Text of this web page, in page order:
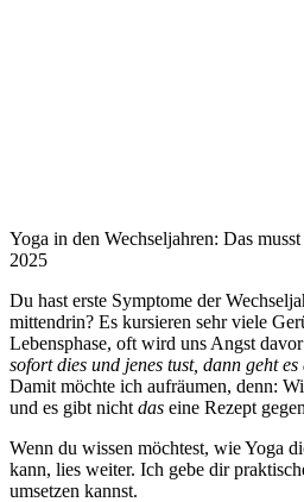
Yoga in den Wechseljahren: Das
2025
Du hast erste Symptome der
mittendrin? Es kursieren sehr viele
Lebensphase, oft wird uns Angst
sofort dies und jenes tust, dann geht
Damit möchte ich aufräumen, denn:
und es gibt nicht das eine Rezept
Wenn du wissen möchtest, wie Yoga
kann, lies weiter. Ich gebe dir
umsetzen kannst.